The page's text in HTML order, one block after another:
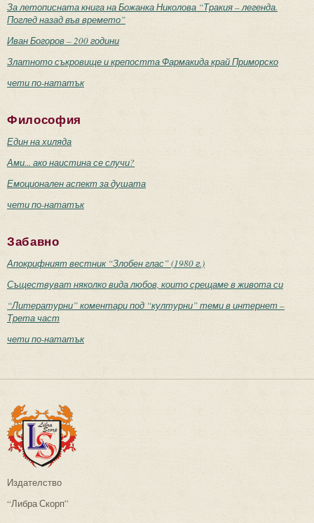
За летописната книга на Божанка Николова “Тракия – легенда.
Поглед назад във времето”
Иван Богоров – 200 години
Златното съкровище и крепостта Фармакида край Приморско
чети по-нататък
Философия
Един на хиляда
Ами... ако наистина се случи?
Емоционален аспект за душата
чети по-нататък
Забавно
Апокрифният вестник “Злобен глас” (1980 г.)
Съществуват няколко вида любов, които срещаме в живота си
“Литературни” коментари под “културни” теми в интернет –
Трета част
чети по-нататък
Издателство
“Либра Скорп”